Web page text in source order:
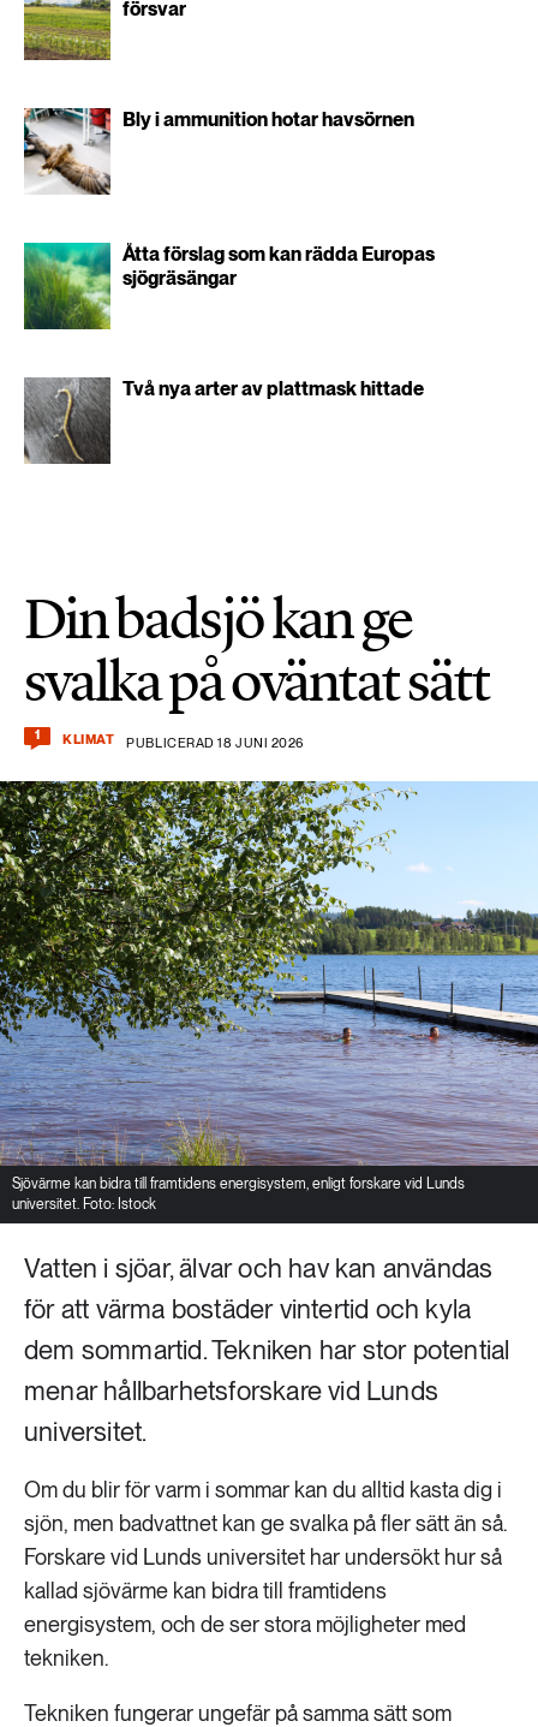
försvar
Bly i ammunition hotar havsörnen
Åtta förslag som kan rädda Europas
sjögräsängar
Två nya arter av plattmask hittade
Din badsjö kan ge
svalka på oväntat sätt
1 KLIMAT PUBLICERAD 18 JUNI 2026
Sjövärme kan bidra till framtidens energisystem, enligt forskare vid Lunds
universitet. Foto: Istock
Vatten i sjöar, älvar och hav kan användas
för att värma bostäder vintertid och kyla
dem sommartid. Tekniken har stor potential
menar hållbarhetsforskare vid Lunds
universitet.
Om du blir för varm i sommar kan du alltid kasta dig i
sjön, men badvattnet kan ge svalka på fler sätt än så.
Forskare vid Lunds universitet har undersökt hur så
kallad sjövärme kan bidra till framtidens
energisystem, och de ser stora möjligheter med
tekniken.
Tekniken fungerar ungefär på samma sätt som